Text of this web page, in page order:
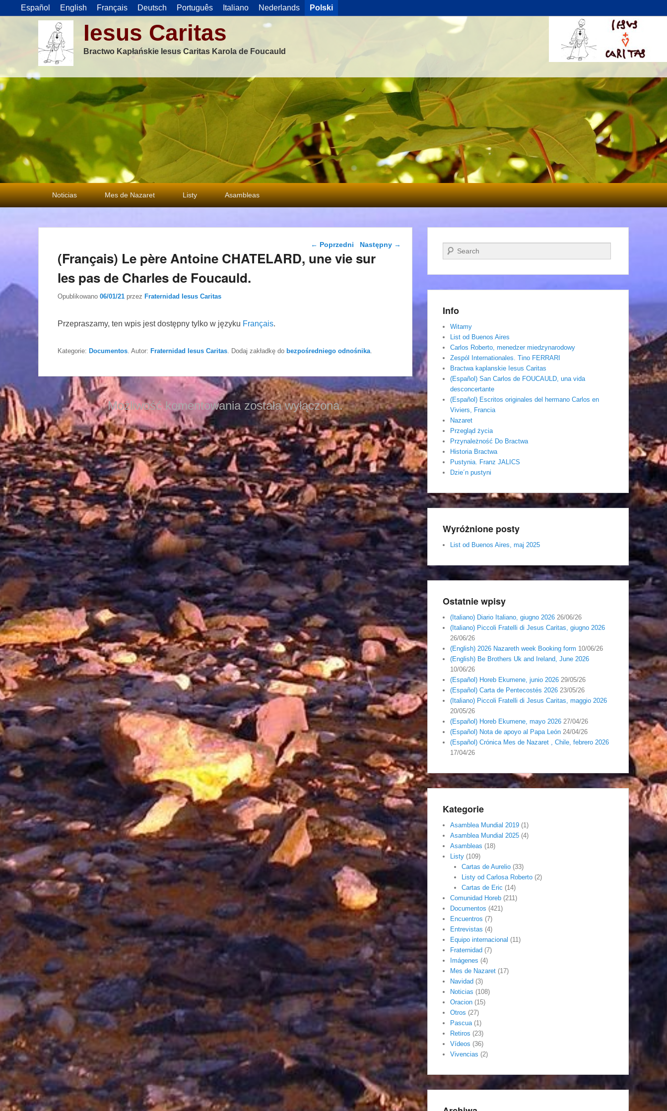
Español English Français Deutsch Português Italiano Nederlands Polski
Iesus Caritas
Bractwo Kapłańskie Iesus Caritas Karola de Foucauld
Menu
główne
Noticias Mes de Nazaret Listy Asambleas
Nawigacja wpisu
← Poprzedni Następny →
(Français) Le père Antoine CHATELARD, une vie sur
les pas de Charles de Foucauld.
Opublikowano 06/01/21 przez Fraternidad Iesus Caritas
Przepraszamy, ten wpis jest dostępny tylko w języku Français.
Kategorie: Documentos . Autor: Fraternidad Iesus Caritas . Dodaj zakładkę do bezpośredniego odnośnika
Możliwość komentowania została wyłączona.
Szukaj
Info
Witamy
List od Buenos Aires
Carlos Roberto, menedzer miedzynarodowy
Zespól Internationales. Tino FERRARI
Bractwa kaplanskie Iesus Caritas
(Español) San Carlos de FOUCAULD, una vida
desconcertante
(Español) Escritos originales del hermano Carlos en
Viviers, Francia
Nazaret
Przegląd życia
Przynależność Do Bractwa
Historia Bractwa
Pustynia. Franz JALICS
Dzie´n pustyni
Wyróżnione posty
List od Buenos Aires, maj 2025
Ostatnie wpisy
(Italiano) Diario Italiano, giugno 2026 26/06/26
(Italiano) Piccoli Fratelli di Jesus Caritas, giugno 2026
26/06/26
(English) 2026 Nazareth week Booking form 10/06/26
(English) Be Brothers Uk and Ireland, June 2026
10/06/26
(Español) Horeb Ekumene, junio 2026 29/05/26
(Español) Carta de Pentecostés 2026 23/05/26
(Italiano) Piccoli Fratelli di Jesus Caritas, maggio 2026
20/05/26
(Español) Horeb Ekumene, mayo 2026 27/04/26
(Español) Nota de apoyo al Papa León 24/04/26
(Español) Crónica Mes de Nazaret , Chile, febrero 2026
17/04/26
Kategorie
Asamblea Mundial 2019 (1)
Asamblea Mundial 2025 (4)
Asambleas (18)
Listy (109)
Cartas de Aurelio(33)
Listy od Carlosa Roberto(2)
Cartas de Eric (14)
Comunidad Horeb (211)
Documentos (421)
Encuentros (7)
Entrevistas (4)
Equipo internacional (11)
Fraternidad (7)
Imágenes (4)
Mes de Nazaret (17)
Navidad (3)
Noticias (108)
Oracion (15)
Otros (27)
Pascua(1)
Retiros (23)
Vídeos (36)
Vivencias (2)